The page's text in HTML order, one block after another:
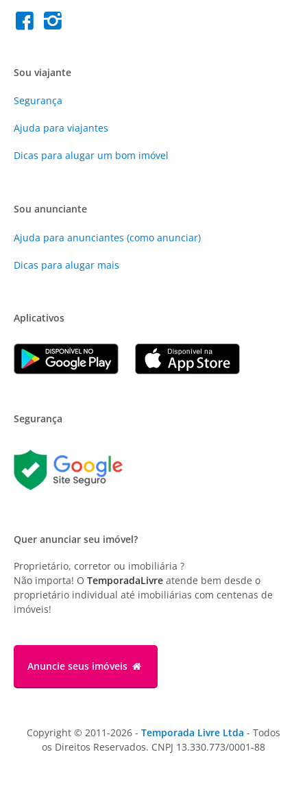
Sou viajante
Segurança
Ajuda para viajantes
Dicas para alugar um bom imóvel
Sou anunciante
Ajuda para anunciantes (como anunciar)
Dicas para alugar mais
Aplicativos
Segurança
Quer anunciar seu imóvel?
Proprietário, corretor ou imobiliária ?
Não importa! O TemporadaLivre atende bem desde o
proprietário individual até imobiliárias com centenas de
imóveis!
Anuncie seus imóveis
Copyright © 2011-2026 - Temporada Livre Ltda - Todos
os Direitos Reservados. CNPJ 13.330.773/0001-88